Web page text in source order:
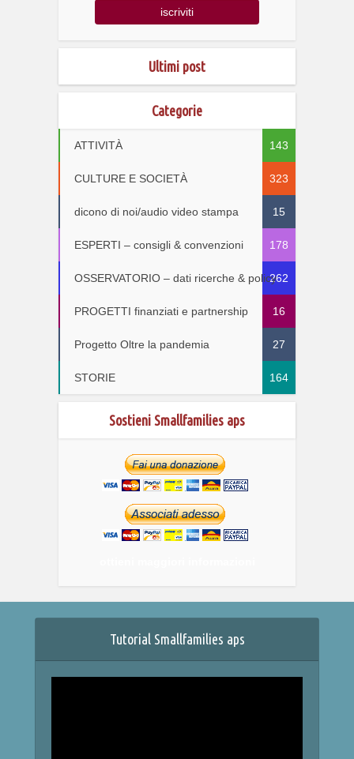
Ultimi post
Categorie
ATTIVITÀ 143
CULTURE E SOCIETÀ 323
dicono di noi/audio video stampa 15
ESPERTI – consigli & convenzioni 178
OSSERVATORIO – dati ricerche & policy262
PROGETTI finanziati e partnership 16
Progetto Oltre la pandemia 27
STORIE 164
Sostieni Smallfamilies aps
Tutorial Smallfamilies aps